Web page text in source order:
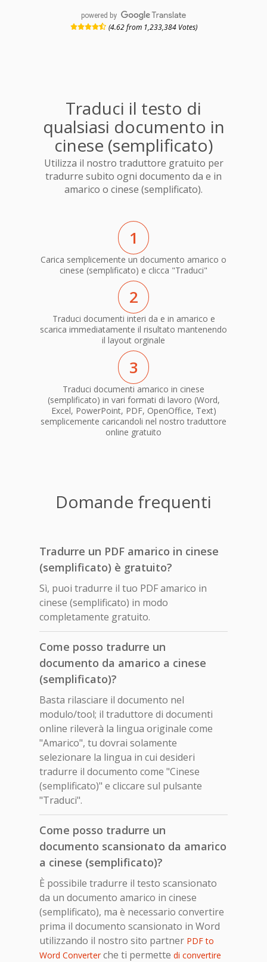
powered by
(4.62 from 1,233,384 Votes)
Traduci il testo di
qualsiasi documento in
cinese (semplificato)
Utilizza il nostro traduttore gratuito per
tradurre subito ogni documento da e in
amarico o cinese (semplificato).
1
Carica semplicemente un documento amarico o
cinese (semplificato) e clicca "Traduci"
2
Traduci documenti interi da e in amarico e
scarica immediatamente il risultato mantenendo
il layout orginale
3
Traduci documenti amarico in cinese
(semplificato) in vari formati di lavoro (Word,
Excel, PowerPoint, PDF, OpenOffice, Text)
semplicemente caricandoli nel nostro traduttore
online gratuito
Domande frequenti
Tradurre un PDF amarico in cinese
(semplificato) è gratuito?
Sì, puoi tradurre il tuo PDF amarico in
cinese (semplificato) in modo
completamente gratuito.
Come posso tradurre un
documento da amarico a cinese
(semplificato)?
Basta rilasciare il documento nel
modulo/tool; il traduttore di documenti
online rileverà la lingua originale come
"Amarico", tu dovrai solamente
selezionare la lingua in cui desideri
tradurre il documento come "Cinese
(semplificato)" e cliccare sul pulsante
"Traduci".
Come posso tradurre un
documento scansionato da amarico
a cinese (semplificato)?
È possibile tradurre il testo scansionato
da un documento amarico in cinese
(semplificato), ma è necessario convertire
prima il documento scansionato in Word
utilizzando il nostro sito partner PDF to
Word Converterche ti permette di convertire